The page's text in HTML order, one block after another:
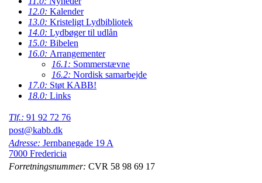
12.0: Kalender
13.0: Kristeligt Lydbibliotek
14.0: Lydbøger til udlån
15.0: Bibelen
16.0: Arrangementer
16.1: Sommerstævne
16.2: Nordisk samarbejde
17.0: Støt KABB!
18.0: Links
Tlf.: 91 92 72 76
post@kabb.dk
Adresse: Jernbanegade 19 A
7000 Fredericia
Forretningsnummer: CVR 58 98 69 17